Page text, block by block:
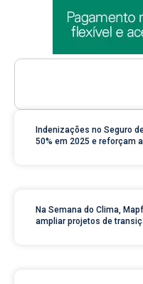
Indenizações no Seguro
50% em 2025 e reforçam
Na Semana do Clima,
ampliar projetos de